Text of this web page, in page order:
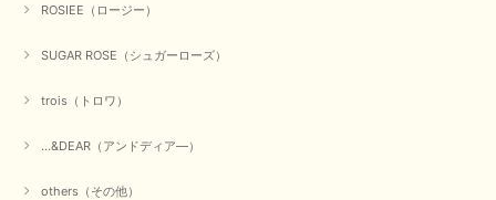
ROSIEE（ロージー）
SUGAR ROSE（シュガーローズ）
trois（トロワ）
...&DEAR（アンドディア―）
others（その他）